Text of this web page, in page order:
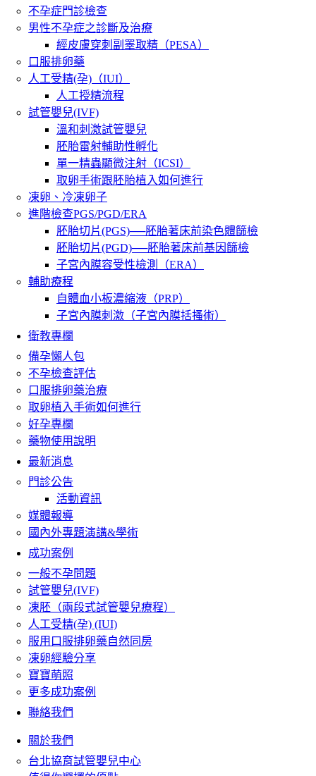
不孕症門診檢查
男性不孕症之診斷及治療
經皮膚穿刺副睪取精（PESA）
口服排卵藥
人工受精(孕)（IUI）
人工授精流程
試管嬰兒(IVF)
溫和刺激試管嬰兒
胚胎雷射輔助性孵化
單一精蟲顯微注射（ICSI）
取卵手術跟胚胎植入如何進行
凍卵、冷凍卵子
進階檢查PGS/PGD/ERA
胚胎切片(PGS)──胚胎著床前染色體篩檢
胚胎切片(PGD)──胚胎著床前基因篩檢
子宮內膜容受性檢測（ERA）
輔助療程
自體血小板濃縮液（PRP）
子宮內膜刺激（子宮內膜括搔術）
衛教專欄
備孕懶人包
不孕檢查評估
口服排卵藥治療
取卵植入手術如何進行
好孕專欄
藥物使用說明
最新消息
門診公告
活動資訊
媒體報導
國內外專題演講&學術
成功案例
一般不孕問題
試管嬰兒(IVF)
凍胚（兩段式試管嬰兒療程）
人工受精(孕) (IUI)
服用口服排卵藥自然同房
凍卵經驗分享
寶寶萌照
更多成功案例
聯絡我們
關於我們
台北協育試管嬰兒中心